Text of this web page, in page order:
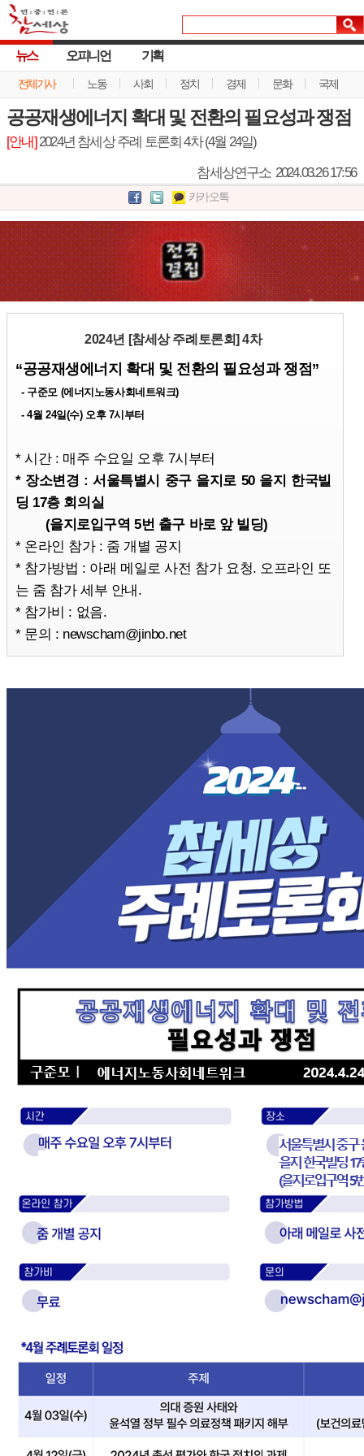
뉴스
전체기사 노동 사회 정치 경제 문화 국제
오피니언 기획
공공재생에너지 확대 및 전환의 필요성과 쟁점
[안내]2024년 참세상 주례 토론회 4차 (4월 24일)
참세상연구소 2024.03.26 17:56
카카오톡
2024년 [참세상 주례토론회] 4차
“공공재생에너지 확대 및 전환의 필요성과 쟁점”
- 구준모 (에너지노동사회네트워크)
- 4월 24일(수) 오후 7시부터
* 시간 : 매주 수요일 오후 7시부터
* 장소변경 : 서울특별시 중구 을지로 50 을지 한국빌
딩 17층 회의실
(을지로입구역 5번 출구 바로 앞 빌딩)
* 온라인 참가 : 줌 개별 공지
* 참가방법 : 아래 메일로 사전 참가 요청. 오프라인 또
는 줌 참가 세부 안내.
* 참가비 : 없음.
* 문의 : newscham@jinbo.net